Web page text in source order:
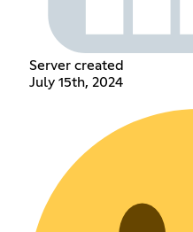
Server created
July 15th, 2024